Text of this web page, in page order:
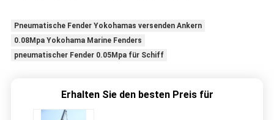
Pneumatische Fender Yokohamas versenden Ankern
0.08Mpa Yokohama Marine Fenders
pneumatischer Fender 0.05Mpa für Schiff
Erhalten Sie den besten Preis für